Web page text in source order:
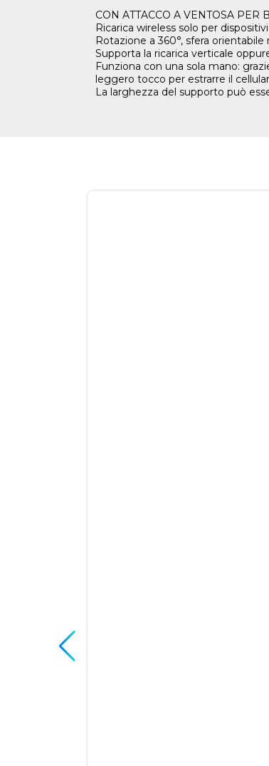
CON ATTACCO A VENTOSA PER
Ricarica wireless solo per
Rotazione a 360°, sfera
Supporta la ricarica verticale
Funziona con una sola mano:
leggero tocco per estrarre il
La larghezza del supporto può